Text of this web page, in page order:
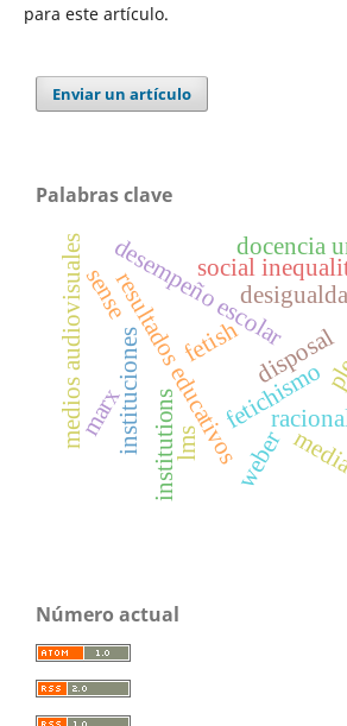
para este artículo.
Enviar un artículo
Palabras clave
fetichismo
resultados educativos
desempeño escolar
social
weber
institutions
instituciones fetish disposal
marx
medios audiovisuales lms
docencia
sense
Número actual